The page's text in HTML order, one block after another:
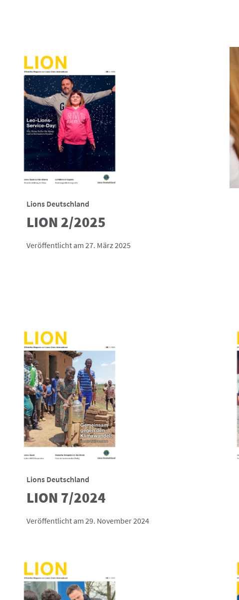
Lions Deutschland
LION 2/2025
Veröffentlicht am 27. März 2025
Lions Deutschland
LION 7/2024
Veröffentlicht am 29. November 2024